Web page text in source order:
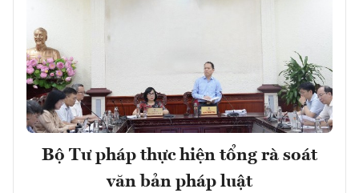
Bộ Tư pháp thực hiện tổng rà soát
văn bản pháp luật